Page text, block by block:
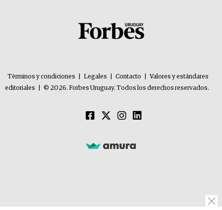
Términos y condiciones Legales Contacto
Valores y estándares
editoriales
© 2026. Forbes Uruguay. Todos los derechos reservados.